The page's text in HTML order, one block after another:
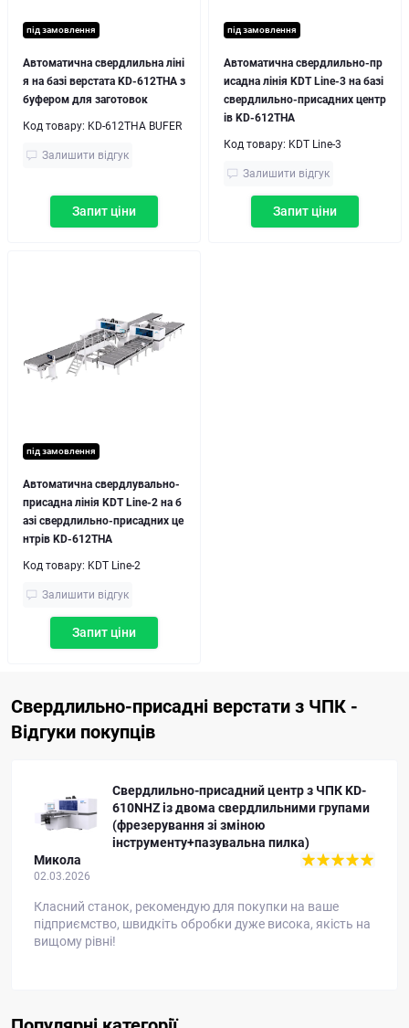
під замовлення
Автоматична свердлильна ліні
я на базі верстата KD-612THA з
буфером для заготовок
Код товару: KD-612THA BUFER
Залишити відгук
Запит ціни
під замовлення
Автоматична свердлильно-пр
исадна лінія KDT Line-3 на базі
свердлильно-присадних центр
ів KD-612THA
Код товару: KDT Line-3
Залишити відгук
Запит ціни
під замовлення
Автоматична свердлувально-
присадна лінія KDT Line-2 на б
азі свердлильно-присадних це
нтрів KD-612THA
Код товару: KDT Line-2
Залишити відгук
Запит ціни
Свердлильно-присадні верстати з ЧПК -
Відгуки покупців
Свердлильно-присадний центр з ЧПК KD-
610NH з двома свердлильними групами
Cтанкомплект
18.07.2024
Миколо, доброго дня. Це не нюанс - він по факту
захищає вас від браку, також на швидкість це не
впливає. Це новий алгоритм цих верстатів, коли
наскрізний отвір робиться двома свердлами - знизу та
хизувався таким алгоритмом свердління декілька років